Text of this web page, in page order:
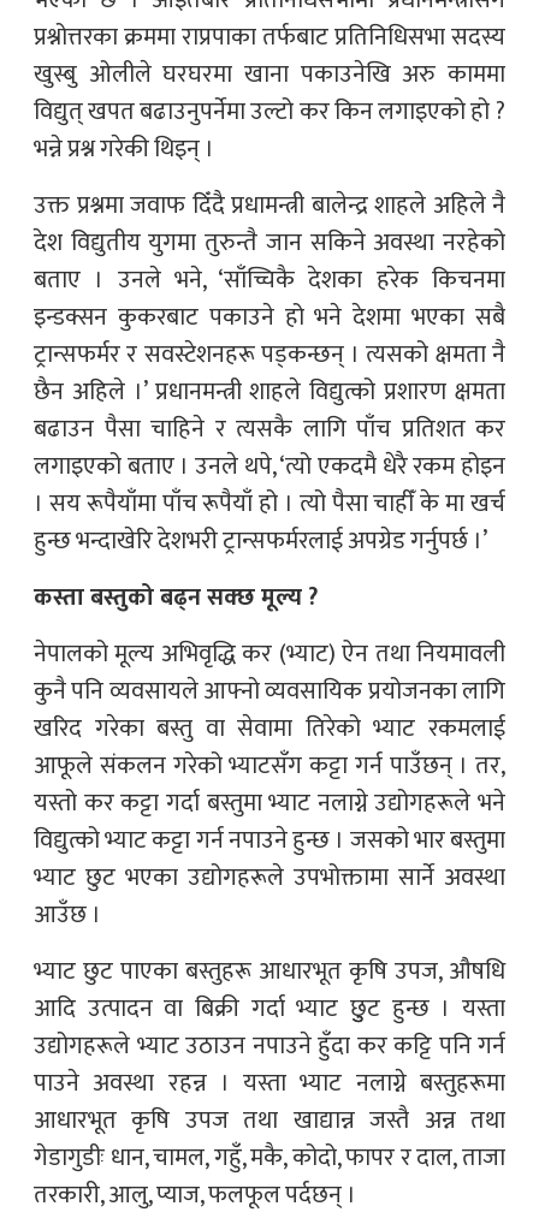
प्रश्नोत्तरका क्रममा राप्रपाका तर्फबाट प्रतिनिधिसभा सदस्य
खुस्बु ओलीले घरघरमा खाना पकाउनेखि अरु काममा
विद्युत् खपत बढाउनुपर्नेमा उल्टो कर किन लगाइएको हो ?
भन्ने प्रश्न गरेकी थिइन् ।
उक्त प्रश्नमा जवाफ दिँदै प्रधामन्त्री बालेन्द्र शाहले अहिले नै
देश विद्युतीय युगमा तुरुन्तै जान सकिने अवस्था नरहेको
बताए । उनले भने, ‘साँच्चिकै देशका हरेक किचनमा
इन्डक्सन कुकरबाट पकाउने हो भने देशमा भएका सबै
ट्रान्सफर्मर र सवस्टेशनहरू पड्कन्छन् । त्यसको क्षमता नै
छैन अहिले ।’ प्रधानमन्त्री शाहले विद्युत्को प्रशारण क्षमता
बढाउन पैसा चाहिने र त्यसकै लागि पाँच प्रतिशत कर
लगाइएको बताए । उनले थपे, ‘त्यो एकदमै धेरै रकम होइन
। सय रूपैयाँमा पाँच रूपैयाँ हो । त्यो पैसा चाहीँ के मा खर्च
हुन्छ भन्दाखेरि देशभरी ट्रान्सफर्मरलाई अपग्रेड गर्नुपर्छ ।’
कस्ता बस्तुको बढ्न सक्छ मूल्य ?
नेपालको मूल्य अभिवृद्धि कर (भ्याट) ऐन तथा नियमावली
कुनै पनि व्यवसायले आफ्नो व्यवसायिक प्रयोजनका लागि
खरिद गरेका बस्तु वा सेवामा तिरेको भ्याट रकमलाई
आफूले संकलन गरेको भ्याटसँग कट्टा गर्न पाउँछन् । तर,
यस्तो कर कट्टा गर्दा बस्तुमा भ्याट नलाग्ने उद्योगहरूले भने
विद्युत्को भ्याट कट्टा गर्न नपाउने हुन्छ । जसको भार बस्तुमा
भ्याट छुट भएका उद्योगहरूले उपभोक्तामा सार्ने अवस्था
आउँछ ।
भ्याट छुट पाएका बस्तुहरू आधारभूत कृषि उपज, औषधि
आदि उत्पादन वा बिक्री गर्दा भ्याट छुुट हुन्छ । यस्ता
उद्योगहरूले भ्याट उठाउन नपाउने हुँदा कर कट्टि पनि गर्न
पाउने अवस्था रहन्न । यस्ता भ्याट नलाग्ने बस्तुहरूमा
आधारभूत कृषि उपज तथा खाद्यान्न जस्तै अन्न तथा
गेडागुडीः धान, चामल, गहुँ, मकै, कोदो, फापर र दाल, ताजा
तरकारी, आलु, प्याज, फलफूल पर्दछन् ।